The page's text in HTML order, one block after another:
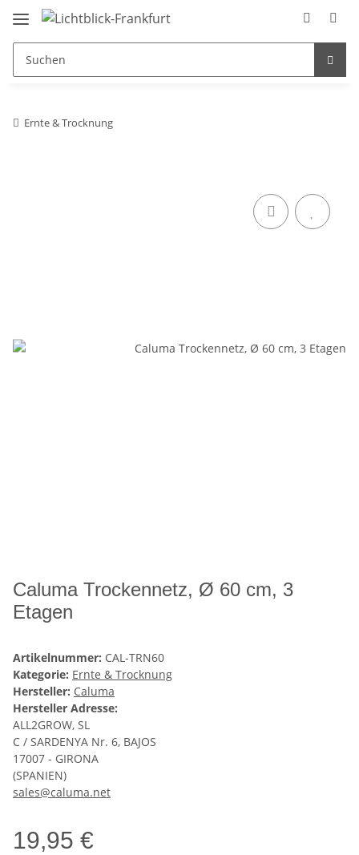
Ernte & Trocknung
Caluma Trockennetz, Ø 60 cm, 3
Etagen
Artikelnummer: CAL-TRN60
Kategorie: Ernte & Trocknung
Hersteller: Caluma
Hersteller Adresse:
ALL2GROW, SL
C / SARDENYA Nr. 6, BAJOS
17007 - GIRONA
(SPANIEN)
sales@caluma.net
19,95 €